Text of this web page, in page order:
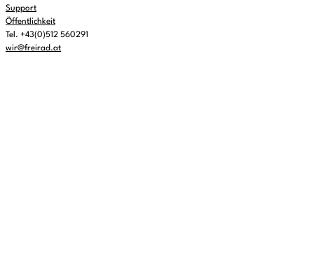
Support
Öffentlichkeit
Tel. +43(0)512 560291
wir@freirad.at